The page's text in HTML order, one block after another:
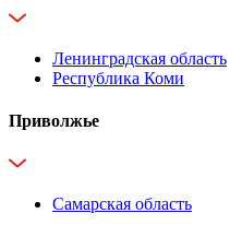
Ленинградская область
Республика Коми
Приволжье
Самарская область